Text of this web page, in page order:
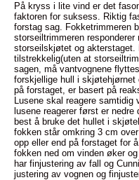
På kryss i lite vind er det
faktoren for suksess. Riktig
forstag sag. Fokketrimmeren
storseiltrimmeren
storseilskjøtet og akterstaget.
tilstrekkelig(uten at
sagen, må vantvognene
forskjellige hull i skjøtehjørnet
på forstaget, er basert på
Lusene skal reagere samtidig
lusene reagerer først er
best å bruke det hullet i
fokken står omkring 3 cm
opp eller end på forstaget for
fokken ned om vinden øker
har finjustering av fall og
justering av vognen og